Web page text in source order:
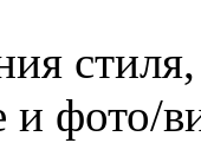
и фото/